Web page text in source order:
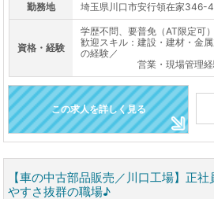
勤務地 埼玉県川口市安行領在家346-4
資格・経験
学歴不問、要普免（AT限定可）
歓迎スキル：建設・建材・金
の経験／
営業・現場管理経験
この求人を詳しく見る
【車の中古部品販売／川口工場】正
やすさ抜群の職場♪